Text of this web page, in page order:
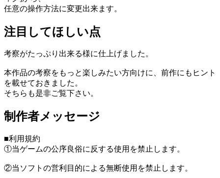
任意の操作方法に変更出来ます。
注目してほしい点
考察がたっぷり出来る様に仕上げました。
本作品の考察をもっと楽しみたい方向けに、前作にもヒント
を載せておきました。
そちらも是非ご覧下さい。
制作者メッセージ
■利用規約
①当ゲームの公序良俗に反する使用を禁止します。
②当ソフトの営利目的による無断使用を禁止します。